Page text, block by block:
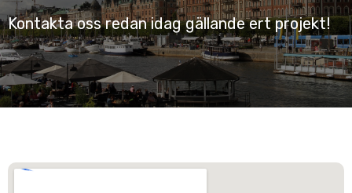
Kontakta oss redan idag gällande ert projekt!